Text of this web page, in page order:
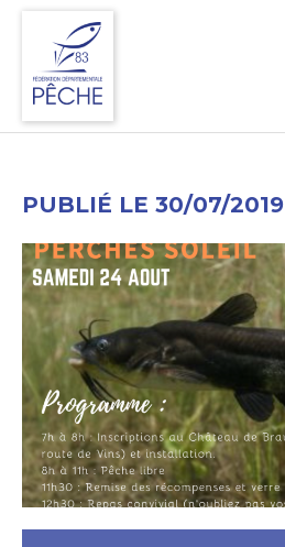
PUBLIÉ LE 30/07/2019